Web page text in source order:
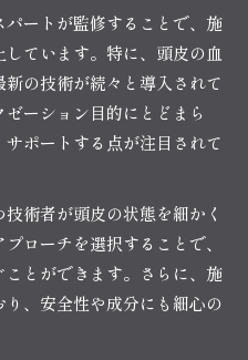
スパの美髪アプローチ解
の効果的な組み合わせ方
効果的な理由
スパが選ばれる理由
アのヘッドスパメリット
行が促進される仕組み
みに与える具体的な効果
パの安全性
ートが監修することで、施
ています。特に、頭皮の血
の技術が続々と導入されて
ーション目的にとどまら
ポートする点が注目されて
術者が頭皮の状態を細かく
ローチを選択することで、
とができます。さらに、施
、安全性や成分にも細心の